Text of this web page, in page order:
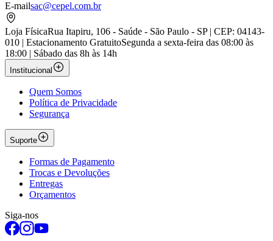
E-mailsac@cepel.com.br
Loja FísicaRua Itapiru, 106 - Saúde - São Paulo - SP | CEP: 04143-
010 | Estacionamento GratuitoSegunda a sexta-feira das 08:00 às
18:00 | Sábado das 8h às 14h
Institucional
Quem Somos
Política de Privacidade
Segurança
Suporte
Formas de Pagamento
Trocas e Devoluções
Entregas
Orçamentos
Siga-nos